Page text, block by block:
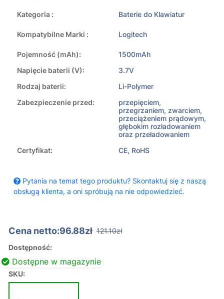
Kategoria : Baterie do Klawiatur
Kompatybilne Marki : Logitech
Pojemność (mAh):
1500mAh
Napięcie baterii (V):
3.7V
Rodzaj baterii:
Li-Polymer
Zabezpieczenie przed:
przepięciem,
przegrzaniem, zwarciem,
przeciążeniem prądowym,
głębokim rozładowaniem
oraz przeładowaniem
Certyfikat:
CE, RoHS
Pytania na temat tego produktu? Skontaktuj się z naszą
obsługą klienta, a oni spróbują na nie odpowiedzieć.
Cena netto:96.88zł 121.10zł
Dostępność:
Dostępne w magazynie
SKU: